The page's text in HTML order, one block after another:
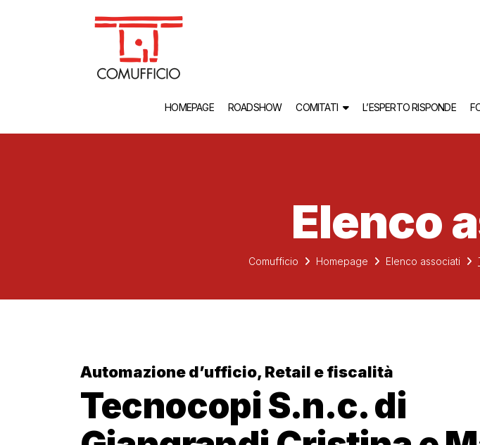
HOMEPAGE ROADSHOW COMITATI L’ESPERTO RISPONDE
Elenco
Comufficio Homepage Elenco associati
Automazione d’ufficio, Retail e fiscalità
Tecnocopi S.n.c. di